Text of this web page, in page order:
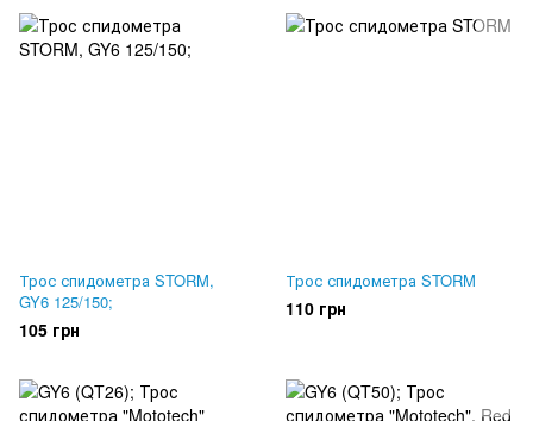
Трос спидометра STORM,
GY6 125/150;
105 грн
Трос спидометра STORM
110 грн